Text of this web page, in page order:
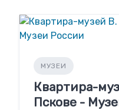
МУЗЕИ
Квартира-
Пскове -